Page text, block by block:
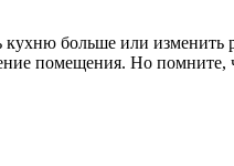
больше или
помещения. Но